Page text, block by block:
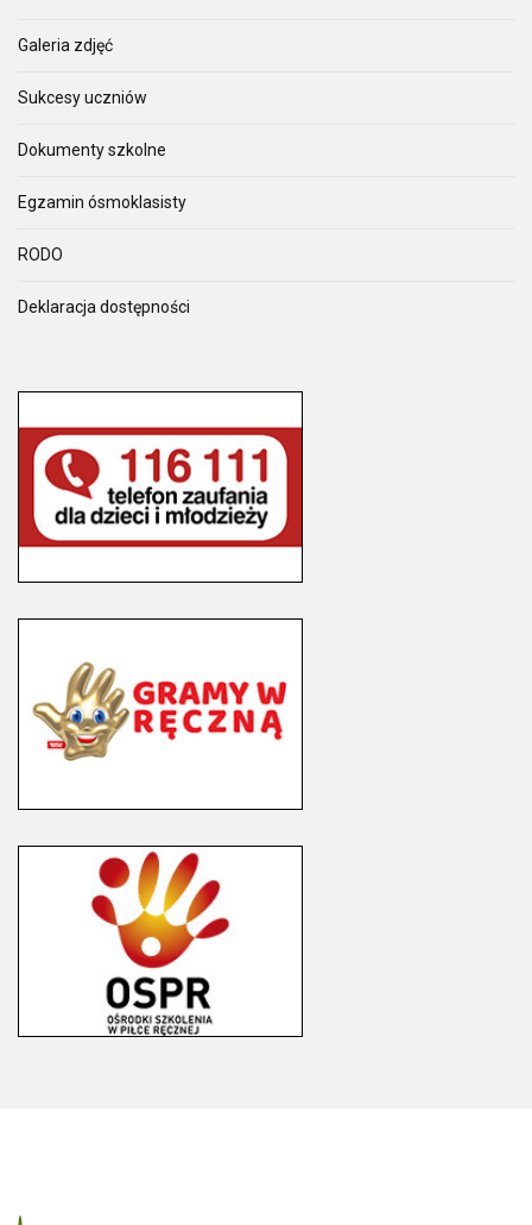
Galeria zdjęć
Sukcesy uczniów
Dokumenty szkolne
Egzamin ósmoklasisty
RODO
Deklaracja dostępności